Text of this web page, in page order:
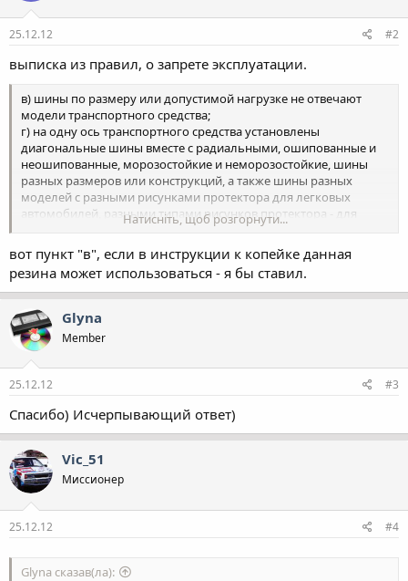
25.12.12 #2
выписка из правил, о запрете эксплуатации.
в) шины по размеру или допустимой нагрузке не отвечают
модели транспортного средства;
г) на одну ось транспортного средства установлены
диагональные шины вместе с радиальными, ошипованные и
неошипованные, морозостойкие и неморозостойкие, шины
разных размеров или конструкций, а также шины разных
моделей с разными рисунками протектора для легковых
автомобилей, разными типами рисунков протектора - для
гг) на переднюю ось транспортного средства установлены
радиальные шины, а на другую (другие) - диагональные;
Натисніть, щоб розгорнути...
вот пункт "в", если в инструкции к копейке данная
резина может использоваться - я бы ставил.
Glyna
Member
25.12.12 #3
Спасибо) Исчерпывающий ответ)
Vic_51
Миссионер
25.12.12 #4
Glyna сказав(ла):